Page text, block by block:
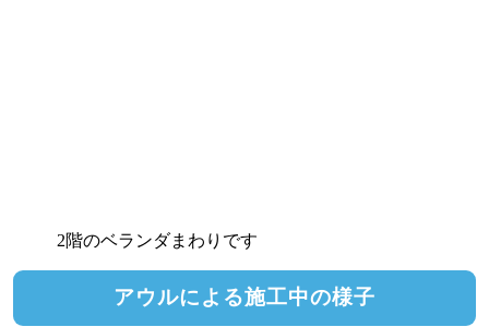
2階のベランダまわりです
アウルによる施工中の様子